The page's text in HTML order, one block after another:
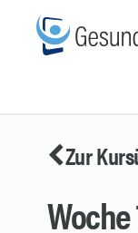
Zur